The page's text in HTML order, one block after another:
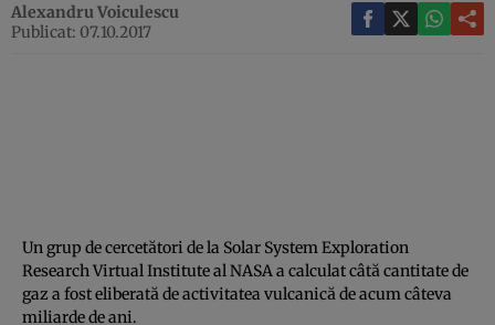
Alexandru Voiculescu
Publicat: 07.10.2017
Un grup de cercetători de la Solar System Exploration
Research Virtual Institute al NASA a calculat câtă cantitate de
gaz a fost eliberată de activitatea vulcanică de acum câteva
miliarde de ani.